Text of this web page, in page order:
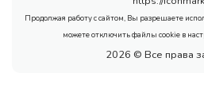
Продолжая работу с сайтом, Вы разрешаете
можете отключить файлы cookie в
2026 © Все права